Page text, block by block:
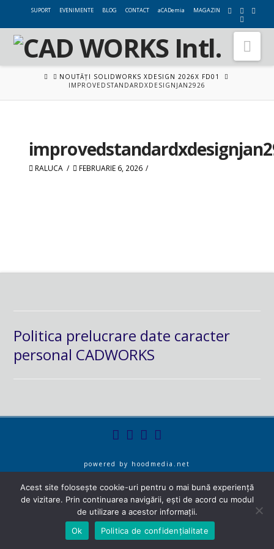
SUPORT EVENIMENTE BLOG CONTACT aCADemia MAGAZIN
HOMENOUTĂȚI SOLIDWORKS XDESIGN 2026X FD01
IMPROVEDSTANDARDXDESIGNJAN2926
RALUCA FEBRUARIE 6, 2026
Politica prelucrare date caracter
personal CADWORKS
powered by hoodmedia.net
Acest site folosește cookie-uri pentru o mai bună experiență
de vizitare. Prin continuarea navigării, ești de acord cu modul
de utilizare a acestor informații.
Ok
Politica de confidențialitate